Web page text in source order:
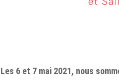
Les 6 et 7 mai 2021, nous